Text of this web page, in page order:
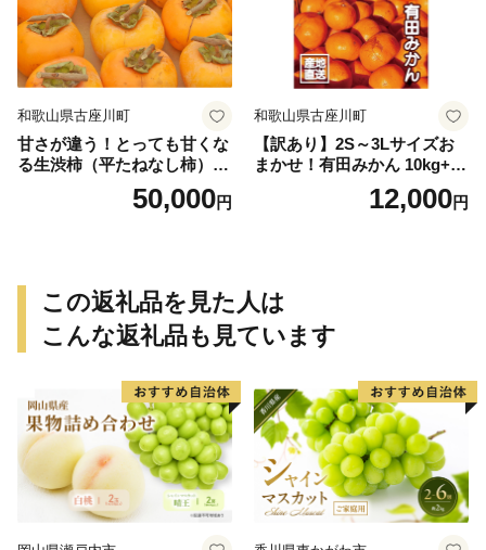
和歌山県古座川町
甘さが違う！とっても甘くな
る生渋柿（平たねなし柿）吊
ップ付約14.5～15kg 約60～
50,000円
和歌山県古座川町
【訳あり】2S～3Lサイズお
まかせ！有田みかん 10kg+2k
g保証分 11月から12月下旬ま
でに順次発送致します。 / 訳
12,000円
この返礼品を見た人は
こんな返礼品も見ています